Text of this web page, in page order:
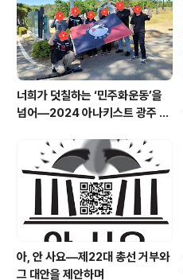
너희가 덧칠하는 ‘민주화운동’을
넘어―2024 아나키스트 광주 기
아, 안 사요―제22대 총선 거부와
그 대안을 제안하며